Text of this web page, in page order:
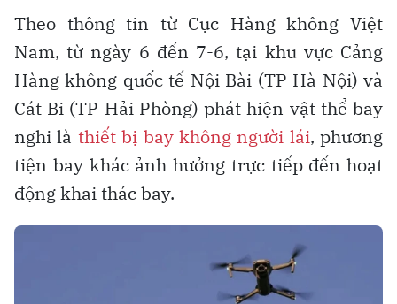
Theo thông tin từ Cục Hàng không Việt
Nam, từ ngày 6 đến 7-6, tại khu vực Cảng
Hàng không quốc tế Nội Bài (TP Hà Nội) và
Cát Bi (TP Hải Phòng) phát hiện vật thể bay
nghi là thiết bị bay không người lái, phương
tiện bay khác ảnh hưởng trực tiếp đến hoạt
động khai thác bay.